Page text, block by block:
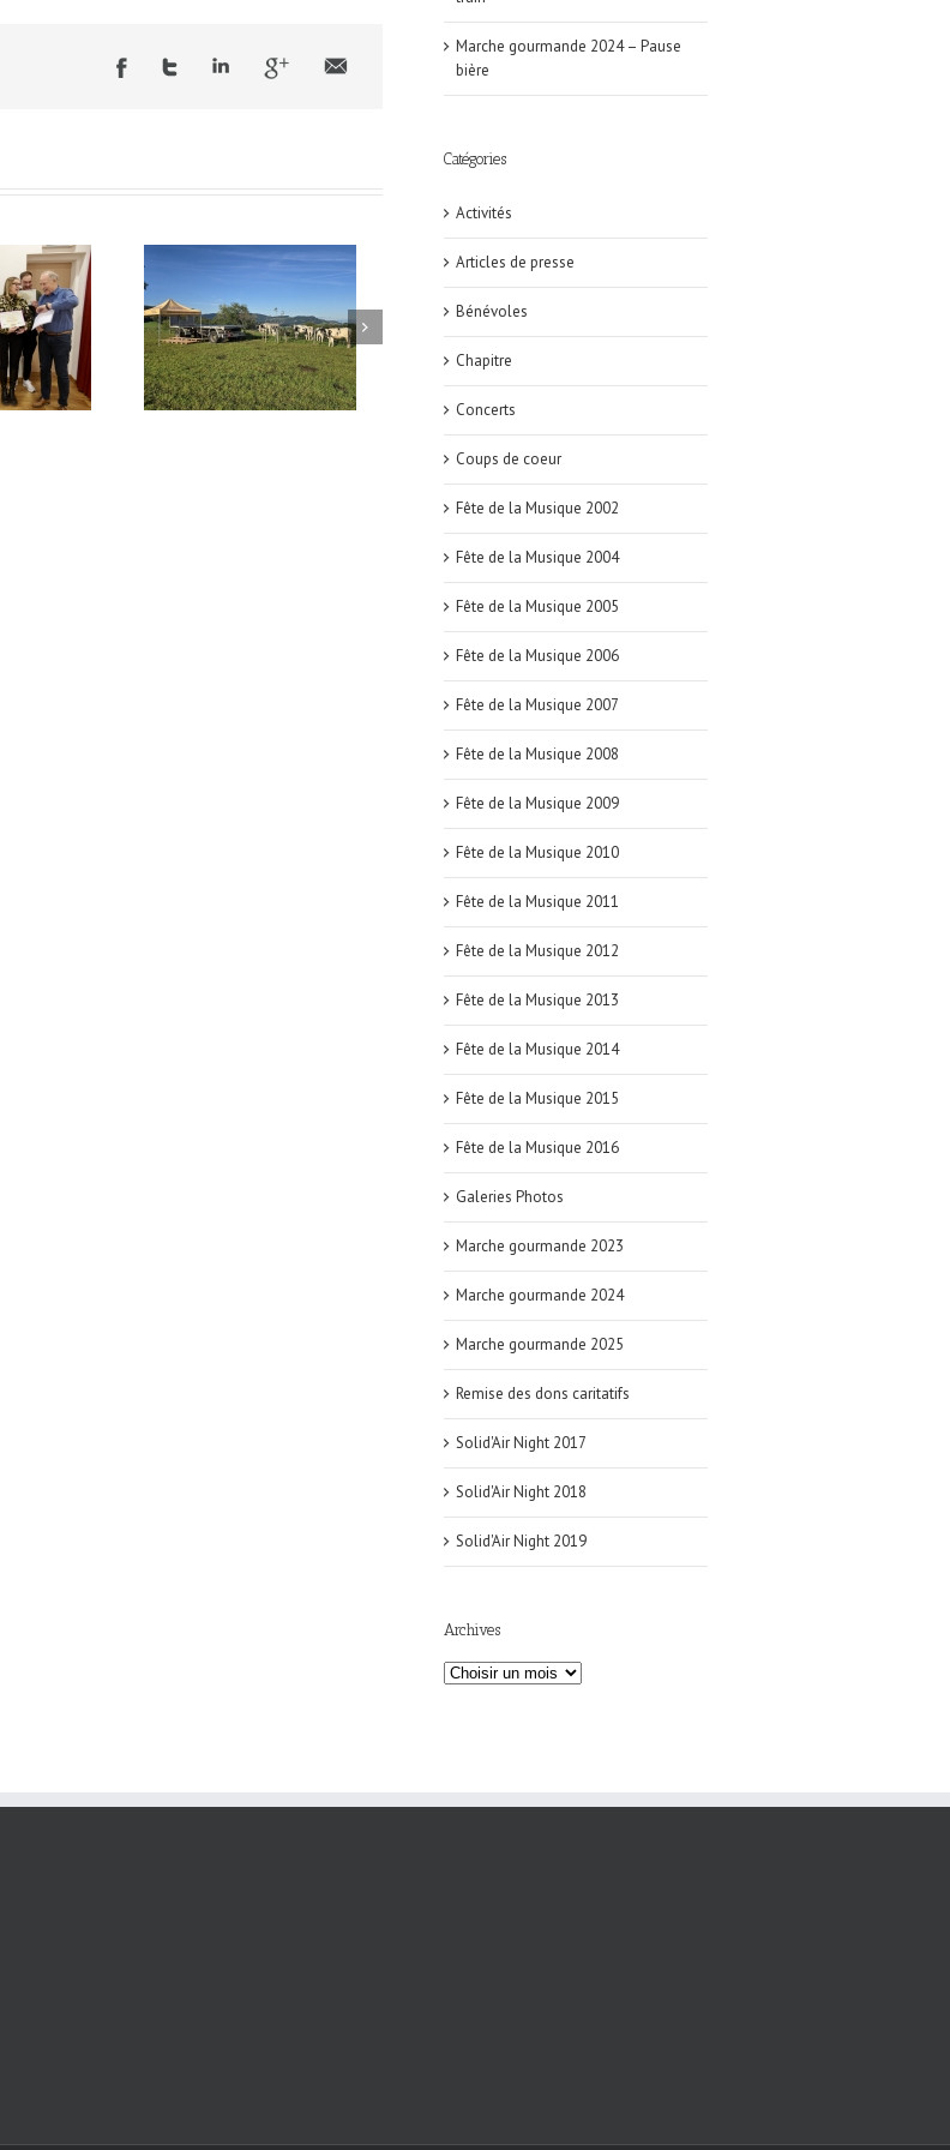
Marche gourmande 2024 – Pause
bière
Catégories
Activités
Articles de presse
Bénévoles
Chapitre
Concerts
Coups de coeur
Fête de la Musique 2002
Fête de la Musique 2004
Fête de la Musique 2005
Fête de la Musique 2006
Fête de la Musique 2007
Fête de la Musique 2008
Fête de la Musique 2009
Fête de la Musique 2010
Fête de la Musique 2011
Fête de la Musique 2012
Fête de la Musique 2013
Fête de la Musique 2014
Fête de la Musique 2015
Fête de la Musique 2016
Galeries Photos
Marche gourmande 2023
Marche gourmande 2024
Marche gourmande 2025
Remise des dons caritatifs
Solid'Air Night 2017
Solid'Air Night 2018
Solid'Air Night 2019
Archives